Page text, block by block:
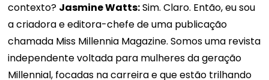
contexto? Jasmine Watts:Sim. Claro. Então, eu sou
a criadora e editora-chefe de uma publicação
chamada Miss Millennia Magazine. Somos uma revista
independente voltada para mulheres da geração
Millennial, focadas na carreira e que estão trilhando